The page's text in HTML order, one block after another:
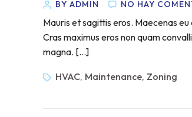
BY ADMIN NO HAY
Mauris et sagittis eros. Maecenas
Cras maximus eros non quam
magna. […]
HVAC, Maintenance, Zoning